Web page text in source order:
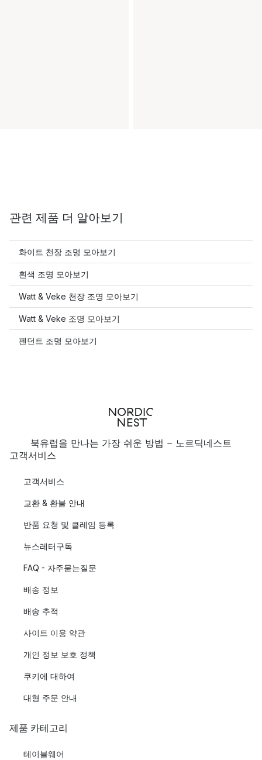
관련 제품 더 알아보기
화이트 천장 조명 모아보기
흰색 조명 모아보기
Watt & Veke 천장 조명 모아보기
Watt & Veke 조명 모아보기
펜던트 조명 모아보기
북유럽을 만나는 가장 쉬운 방법 - 노르딕네스트
고객서비스
고객서비스
교환 & 환불 안내
반품 요청 및 클레임 등록
뉴스레터구독
FAQ - 자주묻는질문
배송 정보
배송 추적
사이트 이용 약관
개인 정보 보호 정책
쿠키에 대하여
대형 주문 안내
제품 카테고리
테이블웨어